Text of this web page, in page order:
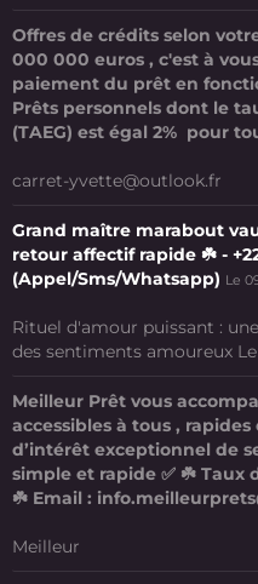
Offres de crédits selon
000 000 euros , c'est à
paiement du prêt en
Prêts personnels dont le
(TAEG) est égal 2% pour
carret-yvette@outlook.fr
Grand maître marabout
retour affectif rapide ☘️ -
(Appel/Sms/Whatsapp) Le
Rituel d'amour puissant :
des sentiments amoureux
Meilleur Prêt vous
accessibles à tous ,
d’intérêt exceptionnel de
simple et rapide ✅ ☘️ Taux
☘️ Email :
Meilleur